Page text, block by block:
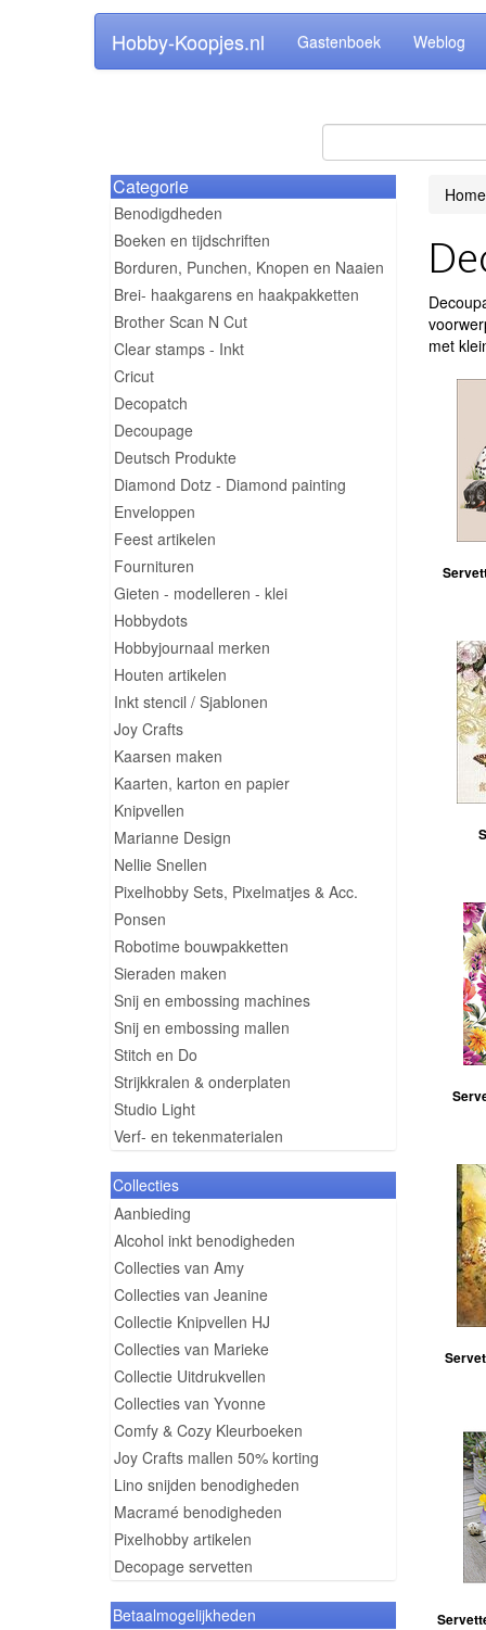
Hobby-Koopjes.nl Gastenboek Weblog
Categorie
Benodigdheden
Boeken en tijdschriften
Borduren, Punchen, Knopen en Naaien
Brei- haakgarens en haakpakketten
Brother Scan N Cut
Clear stamps - Inkt
Cricut
Decopatch
Decoupage
Deutsch Produkte
Diamond Dotz - Diamond painting
Enveloppen
Feest artikelen
Fournituren
Gieten - modelleren - klei
Hobbydots
Hobbyjournaal merken
Houten artikelen
Inkt stencil / Sjablonen
Joy Crafts
Kaarsen maken
Kaarten, karton en papier
Knipvellen
Marianne Design
Nellie Snellen
Pixelhobby Sets, Pixelmatjes & Acc.
Ponsen
Robotime bouwpakketten
Sieraden maken
Snij en embossing machines
Snij en embossing mallen
Stitch en Do
Strijkkralen & onderplaten
Studio Light
Verf- en tekenmaterialen
Collecties
Aanbieding
Alcohol inkt benodigheden
Collecties van Amy
Collecties van Jeanine
Collectie Knipvellen HJ
Collecties van Marieke
Collectie Uitdrukvellen
Collecties van Yvonne
Comfy & Cozy Kleurboeken
Joy Crafts mallen 50% korting
Lino snijden benodigheden
Macramé benodigheden
Pixelhobby artikelen
Decopage servetten
Betaalmogelijkheden
Home
met